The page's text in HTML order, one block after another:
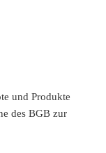
und Produkte
des BGB zur